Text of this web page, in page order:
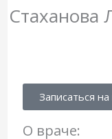
Стаханова
Записаться
О враче: